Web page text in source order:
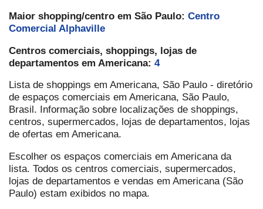
Maior shopping/centro em São Paulo: Centro
Comercial Alphaville
Centros comerciais, shoppings, lojas de
departamentos em Americana: 4
Lista de shoppings em Americana, São Paulo - diretório
de espaços comerciais em Americana, São Paulo,
Brasil. Informação sobre localizações de shoppings,
centros, supermercados, lojas de departamentos, lojas
de ofertas em Americana.
Escolher os espaços comerciais em Americana da
lista. Todos os centros comerciais, supermercados,
lojas de departamentos e vendas em Americana (São
Paulo) estam exibidos no mapa.